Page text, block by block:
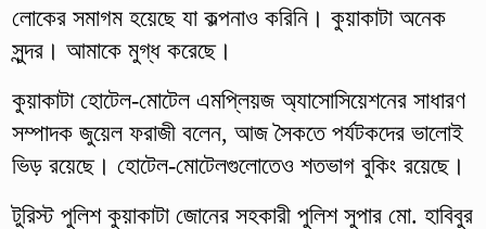
লোকের সমাগম হয়েছে যা কল্পনাও করিনি। কুয়াকাটা অনেক
সুন্দর। আমাকে মুগ্ধ করেছে।
কুয়াকাটা হোটেল-মোটেল এমপ্লিয়জ অ্যাসোসিয়েশনের সাধারণ
সম্পাদক জুয়েল ফরাজী বলেন, আজ সৈকতে পর্যটকদের ভালোই
ভিড় রয়েছে। হোটেল-মোটেলগুলোতেও শতভাগ বুকিং রয়েছে।
টুরিস্ট পুলিশ কুয়াকাটা জোনের সহকারী পুলিশ সুপার মো. হাবিবুর